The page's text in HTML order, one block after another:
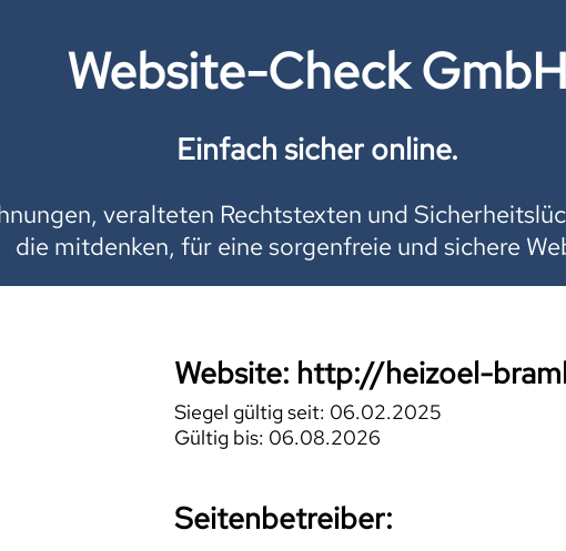
Website-Check
Einfach sicher online.
veralteten Rechtstexten und
die mitdenken, für eine sorgenfreie und sichere
Website: http://heizoel-
Siegel gültig seit: 06.02.2025
Gültig bis: 06.08.2026
Seitenbetreiber: